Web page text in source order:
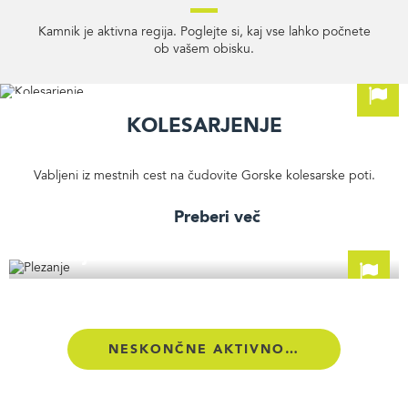
Kamnik je aktivna regija. Poglejte si, kaj vse lahko počnete
ob vašem obisku.
Kolesarjenje
Vabljeni iz mestnih cest na čudovite Gorske kolesarske poti.
Preberi več
NESKONČNE AKTIVNOSTI